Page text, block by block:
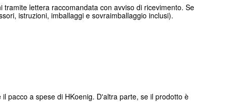
lettera raccomandata con avviso di ricevimento. Se
istruzioni, imballaggi e sovraimballaggio inclusi).
pacco a spese di HKoenig. D'altra parte, se il prodotto è